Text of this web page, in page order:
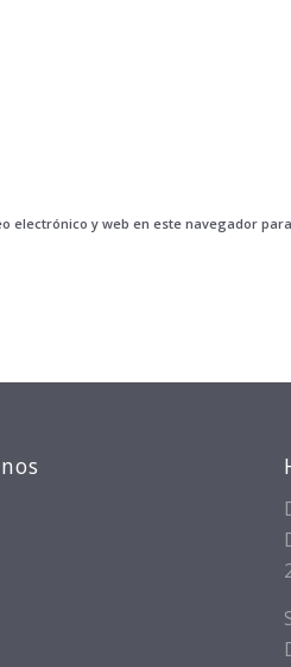
electrónico y web en este navegador